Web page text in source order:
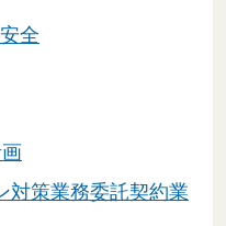
全
対策業務委託契約業